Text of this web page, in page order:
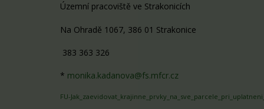
Územní pracoviště ve Strakonicích
Na Ohradě 1067, 386 01 Strakonice
383 363 326
* monika.kadanova@fs.mfcr.cz
FU-Jak_zaevidovat_krajinne_prvky_na_sve_parcele_pri_uplatneni_